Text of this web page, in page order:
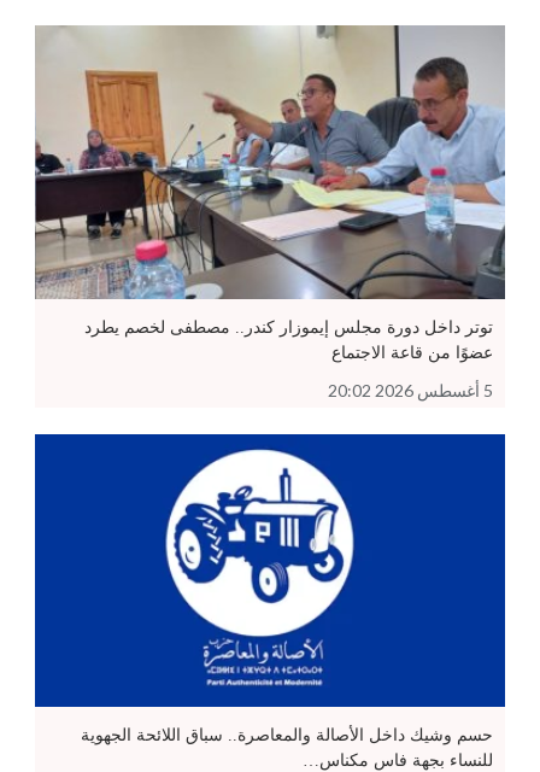
توتر داخل دورة مجلس إيموزار كندر.. مصطفى لخصم يطرد
عضوًا من قاعة الاجتماع
5 أغسطس 2026 20:02
حسم وشيك داخل الأصالة والمعاصرة.. سباق اللائحة الجهوية
للنساء بجهة فاس مكناس…